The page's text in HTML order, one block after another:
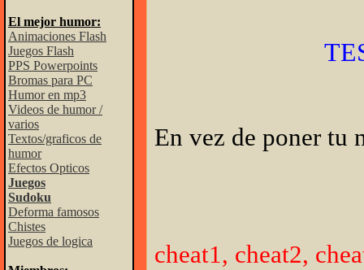
El mejor humor:
Animaciones Flash
Juegos Flash
PPS Powerpoints
Bromas para PC
Humor en mp3
Videos de humor /
varios
Textos/graficos de
humor
Efectos Opticos
Juegos
Sudoku
Deforma famosos
Chistes
Juegos de logica
En vez de poner tu
cheat1, cheat2,